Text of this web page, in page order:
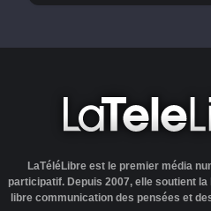
LaTéléLibre est le premier média
participatif. Depuis 2007, elle soutient
libre communication des pensées et